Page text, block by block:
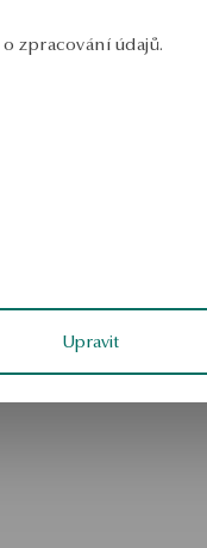
o zpracování údajů.
Upravit